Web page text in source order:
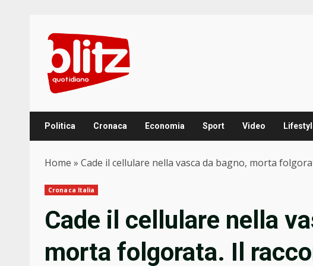
content
Politica Cronaca Economia Sport Video
Home » Cade il cellulare nella vasca da bagno, morta
Cronaca Italia
Cade il cellulare nella
morta folgorata. Il